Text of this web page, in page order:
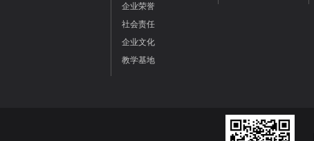
企业荣誉
社会责任
企业文化
教学基地